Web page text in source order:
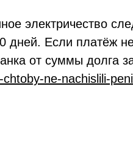
электричество
Если платёж
от суммы
ne-nachislili-